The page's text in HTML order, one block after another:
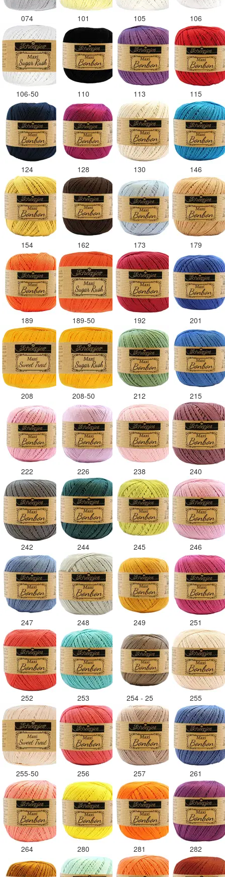
074 101 105 106
106-50 110 113 115
124 128 130 146
154 162 173 179
189 189-50 192 201
208 208-50 212 215
222 226 238 240
242 244 245 246
247 248 249 251
252 253 254 - 25 255
255-50 256 257 261
264 280 281 282